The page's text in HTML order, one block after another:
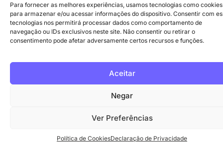
Para fornecer as melhores experiências, usamos tecnologias como cookies
para armazenar e/ou acessar informações do dispositivo. Consentir com
tecnologias nos permitirá processar dados como comportamento de
navegação ou IDs exclusivos neste site. Não consentir ou retirar o
consentimento pode afetar adversamente certos recursos e funções.
Aceitar
Negar
Ver Preferências
Política de CookiesDeclaração de Privacidade